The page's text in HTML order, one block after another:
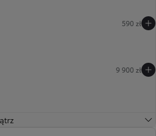
590 zł
9 900 zł